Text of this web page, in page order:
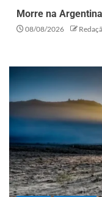
Morre na
08/08/2026